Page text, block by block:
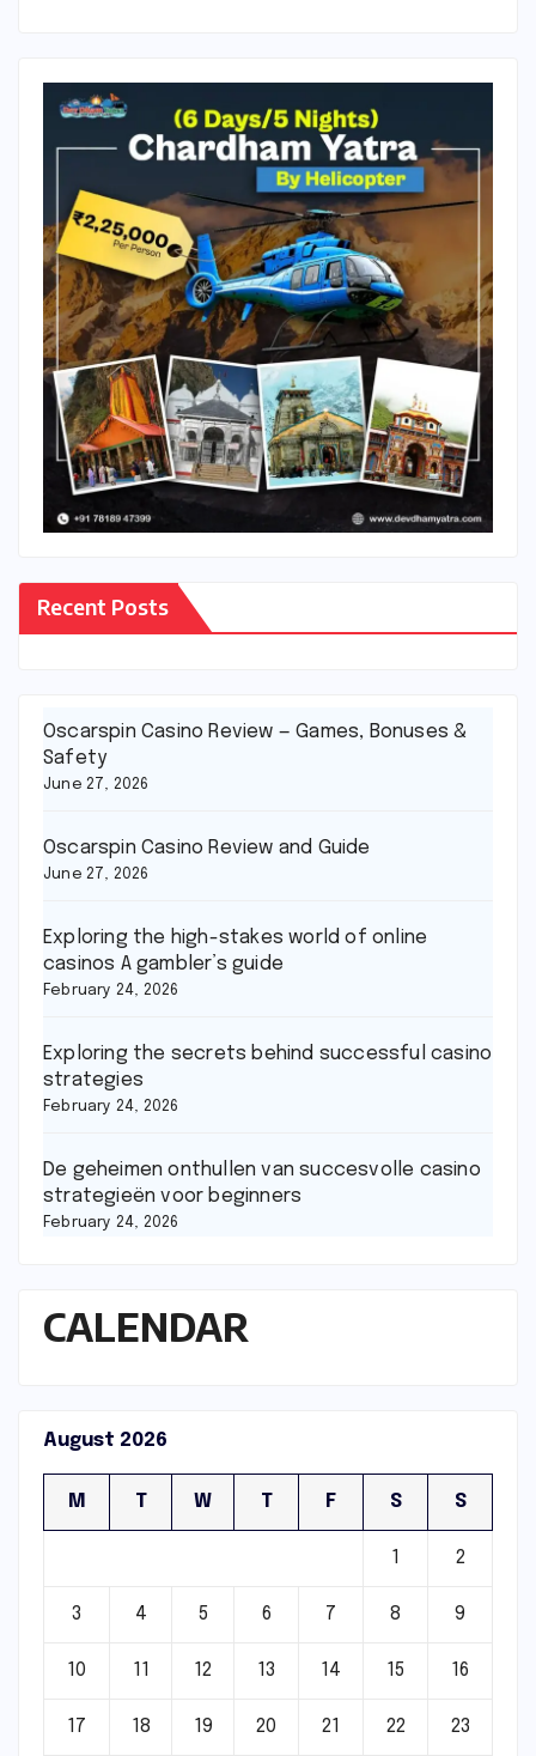
Recent Posts
Oscarspin Casino Review — Games, Bonuses &
Safety
June 27, 2026
Oscarspin Casino Review and Guide
June 27, 2026
Exploring the high-stakes world of online
casinos A gambler’s guide
February 24, 2026
Exploring the secrets behind successful casino
strategies
February 24, 2026
De geheimen onthullen van succesvolle casino
strategieën voor beginners
February 24, 2026
CALENDAR
August 2026
M T W T F S S
1 2
3 4 5 6 7 8 9
10 11 12 13 14 15 16
17 18 19 20 21 22 23